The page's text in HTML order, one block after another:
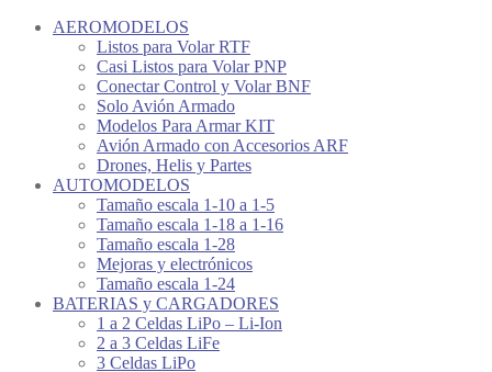
AEROMODELOS
Listos para Volar RTF
Casi Listos para Volar PNP
Conectar Control y Volar BNF
Solo Avión Armado
Modelos Para Armar KIT
Avión Armado con Accesorios ARF
Drones, Helis y Partes
AUTOMODELOS
Tamaño escala 1-10 a 1-5
Tamaño escala 1-18 a 1-16
Tamaño escala 1-28
Mejoras y electrónicos
Tamaño escala 1-24
BATERIAS y CARGADORES
1 a 2 Celdas LiPo – Li-Ion
2 a 3 Celdas LiFe
3 Celdas LiPo